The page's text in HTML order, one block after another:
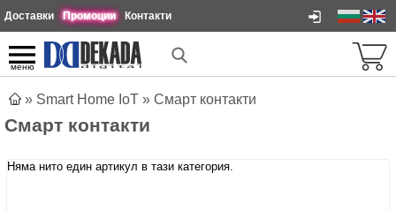
Доставки Промоции Контакти
меню
» Smart Home IoT » Смарт контакти
Смарт контакти
Няма нито един артикул в тази категория.